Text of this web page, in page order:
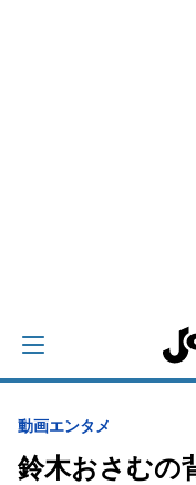
動画エンタメ
鈴木おさむの